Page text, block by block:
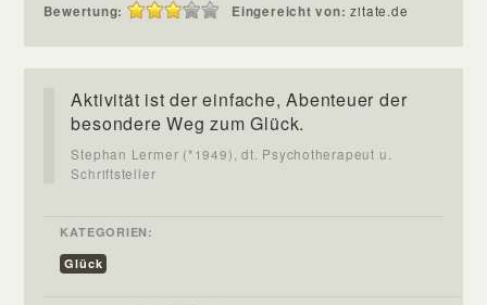
Bewertung: Eingereicht von:zitate.de
Aktivität ist der einfache, Abenteuer der
besondere Weg zum Glück.
Stephan Lermer (*1949), dt. Psychotherapeut u.
Schriftsteller
KATEGORIEN:
Glück